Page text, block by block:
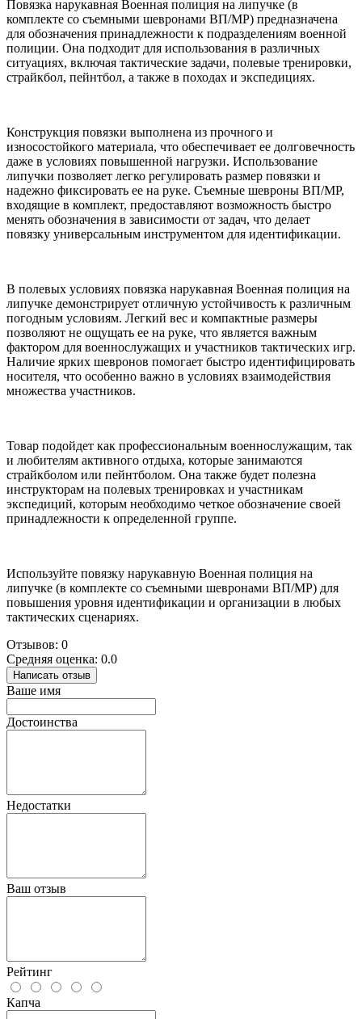
Повязка нарукавная Военная полиция на липучке (в
комплекте со съемными шевронами ВП/МР) предназначена
для обозначения принадлежности к подразделениям военной
полиции. Она подходит для использования в различных
ситуациях, включая тактические задачи, полевые тренировки,
страйкбол, пейнтбол, а также в походах и экспедициях.
Конструкция повязки выполнена из прочного и
износостойкого материала, что обеспечивает ее долговечность
даже в условиях повышенной нагрузки. Использование
липучки позволяет легко регулировать размер повязки и
надежно фиксировать ее на руке. Съемные шевроны ВП/МР,
входящие в комплект, предоставляют возможность быстро
менять обозначения в зависимости от задач, что делает
повязку универсальным инструментом для идентификации.
В полевых условиях повязка нарукавная Военная полиция на
липучке демонстрирует отличную устойчивость к различным
погодным условиям. Легкий вес и компактные размеры
позволяют не ощущать ее на руке, что является важным
фактором для военнослужащих и участников тактических игр.
Наличие ярких шевронов помогает быстро идентифицировать
носителя, что особенно важно в условиях взаимодействия
множества участников.
Товар подойдет как профессиональным военнослужащим, так
и любителям активного отдыха, которые занимаются
страйкболом или пейнтболом. Она также будет полезна
инструкторам на полевых тренировках и участникам
экспедиций, которым необходимо четкое обозначение своей
принадлежности к определенной группе.
Используйте повязку нарукавную Военная полиция на
липучке (в комплекте со съемными шевронами ВП/МР) для
повышения уровня идентификации и организации в любых
тактических сценариях.
Отзывов: 0
Средняя оценка: 0.0
Написать отзыв
Ваше имя
Достоинства
Недостатки
Ваш отзыв
Рейтинг
Капча